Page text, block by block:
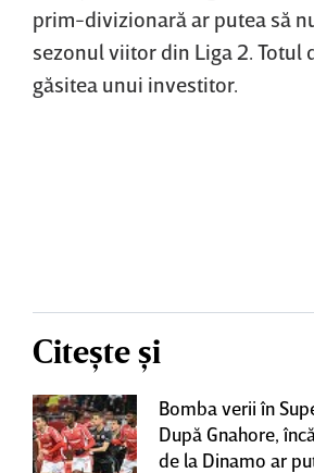
prim-divizionară ar putea să
sezonul viitor din Liga 2. Totul
găsitea unui investitor.
Citește și
Bomba verii în
După Gnahore,
de la Dinamo ar